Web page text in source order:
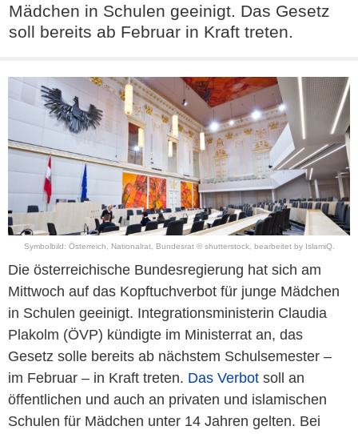
Mädchen in Schulen geeinigt. Das Gesetz
soll bereits ab Februar in Kraft treten.
Symbolbild: Österreich, Nationalrat, Bundesrat © shutterstock, bearbeitet by IslamiQ.
Die österreichische Bundesregierung hat sich am
Mittwoch auf das Kopftuchverbot für junge Mädchen
in Schulen geeinigt. Integrationsministerin Claudia
Plakolm (ÖVP) kündigte im Ministerrat an, das
Gesetz solle bereits ab nächstem Schulsemester –
im Februar – in Kraft treten. Das Verbot soll an
öffentlichen und auch an privaten und islamischen
Schulen für Mädchen unter 14 Jahren gelten. Bei